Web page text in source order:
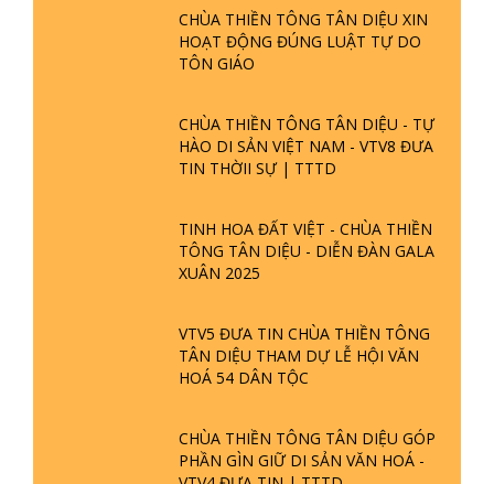
CHÙA THIỀN TÔNG TÂN DIỆU XIN
HOẠT ĐỘNG ĐÚNG LUẬT TỰ DO
TÔN GIÁO
CHÙA THIỀN TÔNG TÂN DIỆU - TỰ
HÀO DI SẢN VIỆT NAM - VTV8 ĐƯA
TIN THỜII SỰ | TTTD
TINH HOA ĐẤT VIỆT - CHÙA THIỀN
TÔNG TÂN DIỆU - DIỄN ĐÀN GALA
XUÂN 2025
VTV5 ĐƯA TIN CHÙA THIỀN TÔNG
TÂN DIỆU THAM DỰ LỄ HỘI VĂN
HOÁ 54 DÂN TỘC
CHÙA THIỀN TÔNG TÂN DIỆU GÓP
PHẦN GÌN GIỮ DI SẢN VĂN HOÁ -